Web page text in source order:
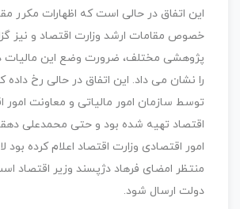
این اتفاق در حالی است که اظهارات مکرر
خصوص مقامات ارشد وزارت اقتصاد و نیز
پژوهشی مختلف، ضرورت وضع این
را نشان می داد. این اتفاق در حالی رخ داده
توسط سازمان امور مالیاتی و معاونت امور
اقتصاد تهیه شده بود و حتی محمدعلی
امور اقتصادی وزارت اقتصاد اعلام کرده بود
منتظر امضای فرهاد دژپسند وزیر اقتصاد
دولت ارسال شود.